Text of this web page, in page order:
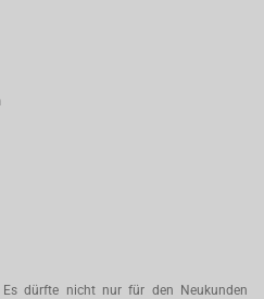
dürfte nicht nur für den Neukunden